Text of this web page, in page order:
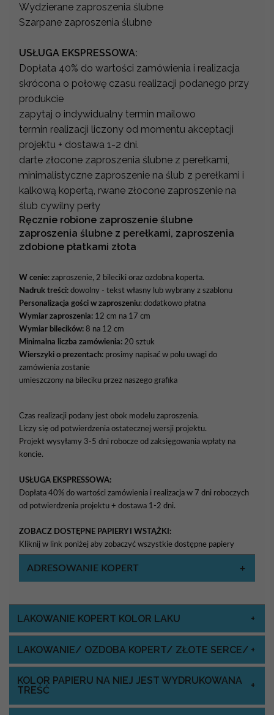
Wydzierane zaproszenia ślubne
Szarpane zaproszenia ślubne
USŁUGA EKSPRESSOWA:
Dopłata 40% do wartości zamówienia i realizacja
skrócona o połowę czasu realizacji podanego przy
produkcie
zapytaj o indywidualny termin mailowo
termin realizacji liczony od momentu akceptacji
projektu + dostawa 1-2 dni.
darte złocone zaproszenia ślubne z perełkami,
minimalistyczne zaproszenie na ślub z perełkami i
kalkową kopertą, rwane złocone zaproszenie na
ślub cywilny perły
Ręcznie robione zaproszenie ślubne
zaproszenia ślubne z perełkami, zaproszenia
zdobione płatkami złota
W cenie: zaproszenie, 2 bileciki oraz ozdobna koperta.
Nadruk treści: dowolny - tekst własny lub wybrany z szablonu
Personalizacja gości w zaproszeniu: dodatkowo płatna
Wymiar zaproszenia: 12 cm na 17 cm
Wymiar bilecików: 8 na 12 cm
Minimalna liczba zamówienia: 20 sztuk
Wierszyki o prezentach: prosimy napisać w polu uwagi do
zamówienia zostanie
umieszczony na bileciku przez naszego grafika
Czas realizacji podany jest obok modelu zaproszenia.
Liczy się od potwierdzenia ostatecznej wersji projektu.
Projekt wysyłamy 3-5 dni robocze od zaksięgowania wpłaty na
koncie.
USŁUGA EKSPRESSOWA:
Dopłata 40% do wartości zamówienia i realizacja w 7 dni roboczych
od potwierdzenia projektu + dostawa 1-2 dni.
ZOBACZ DOSTĘPNE PAPIERY I WSTĄŻKI:
Kliknij w link poniżej aby zobaczyć wszystkie dostępne papiery
ADRESOWANIE KOPERT
LAKOWANIE KOPERT KOLOR LAKU
LAKOWANIE/ OZDOBA KOPERT/ ZŁOTE SERCE/
KOLOR PAPIERU NA NIEJ JEST WYDRUKOWANA
TREŚĆ